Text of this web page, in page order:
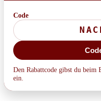
Code
Den Rabattcode gibst du beim
ein.